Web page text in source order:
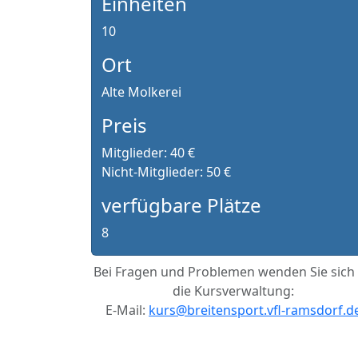
10
Ort
Alte Molkerei
Preis
Mitglieder: 40 €
Nicht-Mitglieder: 50 €
verfügbare Plätze
8
Bei Fragen und Problemen wenden Sie sich
die Kursverwaltung:
E-Mail: kurs@breitensport.vfl-